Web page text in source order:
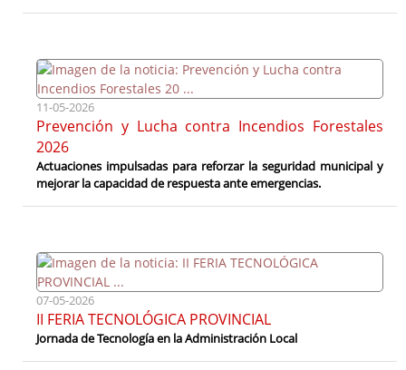
11-05-2026
Prevención y Lucha contra Incendios Forestales
2026
Actuaciones impulsadas para reforzar la seguridad municipal y
mejorar la capacidad de respuesta ante emergencias.
07-05-2026
II FERIA TECNOLÓGICA PROVINCIAL
Jornada de Tecnología en la Administración Local